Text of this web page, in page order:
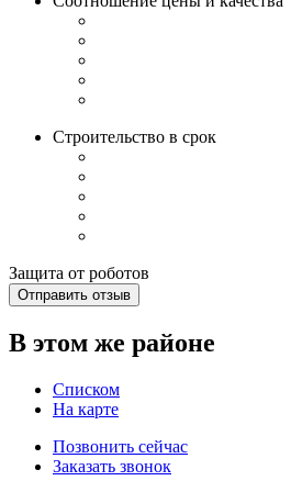
Строительство в срок
Защита от роботов
Отправить отзыв
В этом же районе
Списком
На карте
Позвонить сейчас
Заказать звонок